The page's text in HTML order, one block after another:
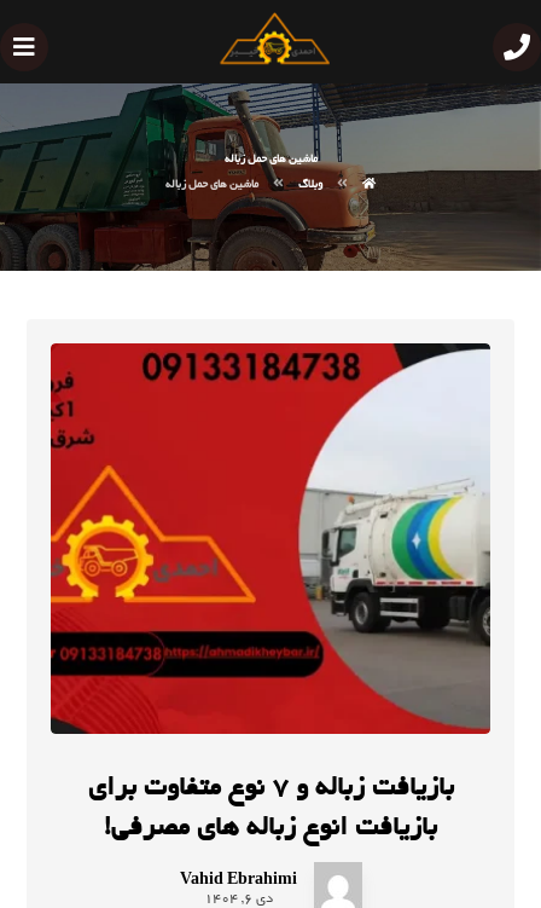
ماشین های حمل زباله
وبلاگ ماشین های حمل زباله
بازیافت زباله و 7 نوع متفاوت برای
بازیافت انوع زباله های مصرفی!
Vahid Ebrahimi
دی 6, 1404